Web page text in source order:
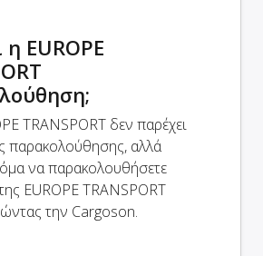
EUROPE
TRANSPORT δεν παρέχει
παρακολούθησης, αλλά
να παρακολουθήσετε
EUROPE TRANSPORT
την Cargoson.